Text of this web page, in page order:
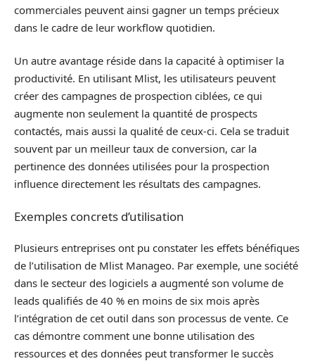
commerciales peuvent ainsi gagner un temps précieux
dans le cadre de leur workflow quotidien.
Un autre avantage réside dans la capacité à optimiser la
productivité. En utilisant Mlist, les utilisateurs peuvent
créer des campagnes de prospection ciblées, ce qui
augmente non seulement la quantité de prospects
contactés, mais aussi la qualité de ceux-ci. Cela se traduit
souvent par un meilleur taux de conversion, car la
pertinence des données utilisées pour la prospection
influence directement les résultats des campagnes.
Exemples concrets d’utilisation
Plusieurs entreprises ont pu constater les effets bénéfiques
de l’utilisation de Mlist Manageo. Par exemple, une société
dans le secteur des logiciels a augmenté son volume de
leads qualifiés de 40 % en moins de six mois après
l’intégration de cet outil dans son processus de vente. Ce
cas démontre comment une bonne utilisation des
ressources et des données peut transformer le succès